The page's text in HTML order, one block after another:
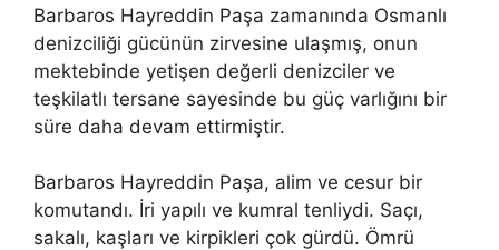
Barbaros Hayreddin Paşa zamanında Osmanlı
denizciliği gücünün zirvesine ulaşmış, onun
mektebinde yetişen değerli denizciler ve
teşkilatlı tersane sayesinde bu güç varlığını bir
süre daha devam ettirmiştir.
Barbaros Hayreddin Paşa, alim ve cesur bir
komutandı. İri yapılı ve kumral tenliydi. Saçı,
sakalı, kaşları ve kirpikleri çok gürdü. Ömrü